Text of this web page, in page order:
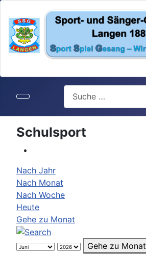
Search
Schulsport
Nach Jahr
Nach Monat
Nach Woche
Heute
Gehe zu Monat
Gehe zu Monat